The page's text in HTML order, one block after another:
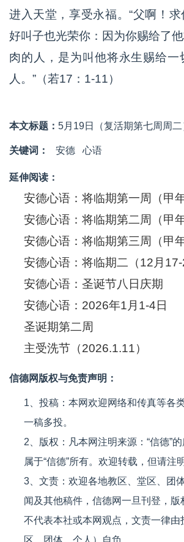
进入天堂，享受永福。“父啊！求
好叫子也光荣你：因为你赐给了
肉的人，是为叫他将永生赐给一
人。”（若17：1-11）
本文标题： 5月19日（复活期第七周周二
关键词： 安德 心语
延伸阅读：
安德心语：将临期第一周（甲年
安德心语：将临期第二周（甲年
安德心语：将临期第三周（甲年
安德心语：将临期二（12月17-
安德心语：圣诞节八日庆期
安德心语：2026年1月1-4日
圣诞期第二周
主受洗节（2026.1.11）
信德网版权与免责声明：
1、投稿：本网欢迎网络和传真等各
一稿多投。
2、版权：凡本网注明来源：“信德”
属于“信德”所有。欢迎转载，但请注
3、文责：欢迎各地教区、堂区、团
闻及其他稿件，信德网一旦刊登，版
不代表本社或本网观点，文责一律由
区、团体、个人）自负。